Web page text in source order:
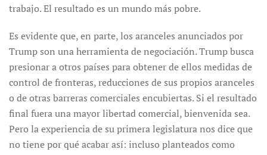
trabajo. El resultado es un mundo más pobre.
Es evidente que, en parte, los aranceles anunciados por
Trump son una herramienta de negociación. Trump busca
presionar a otros países para obtener de ellos medidas de
control de fronteras, reducciones de sus propios aranceles
o de otras barreras comerciales encubiertas. Si el resultado
final fuera una mayor libertad comercial, bienvenida sea.
Pero la experiencia de su primera legislatura nos dice que
no tiene por qué acabar así: incluso planteados como